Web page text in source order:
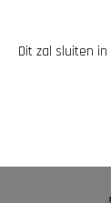
Deel op
Dit zal sluiten in